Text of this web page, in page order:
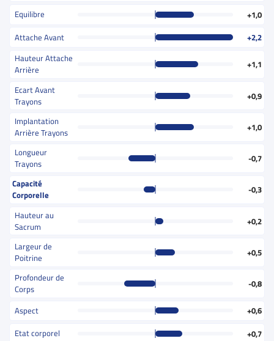
Equilibre
+1,0
Attache Avant
+2,2
Hauteur Attache
Arrière
+1,1
Ecart Avant
Trayons
+0,9
Implantation
Arrière Trayons
+1,0
Longueur
Trayons
-0,7
Capacité
Corporelle
-0,3
Hauteur au
Sacrum
+0,2
Largeur de
Poitrine
+0,5
Profondeur de
Corps
-0,8
Aspect
+0,6
Etat corporel
+0,7